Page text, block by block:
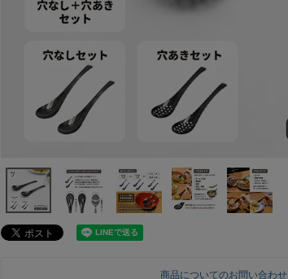
商品についてのお問い合わせ